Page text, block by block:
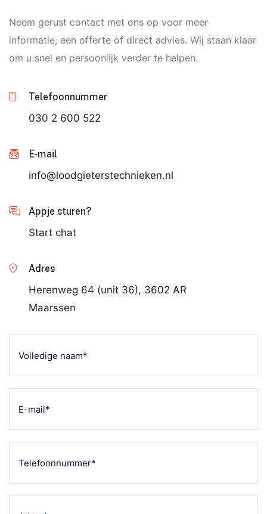
Neem gerust contact met ons op voor meer
informatie, een offerte of direct advies. Wij staan klaar
om u snel en persoonlijk verder te helpen.
Telefoonnummer
030 2 600 522
E-mail
info@loodgieterstechnieken.nl
Appje sturen?
Start chat
Adres
Herenweg 64 (unit 36), 3602 AR
Maarssen
naam*
(Vereist)
mailadres
(Vereist)
(Vereist)